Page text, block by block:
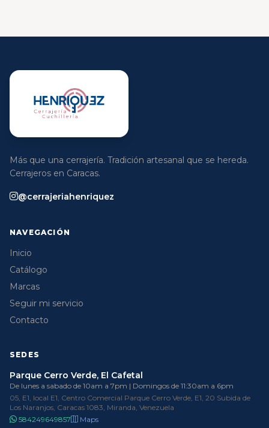
Más que una cerrajería. Tradición artesanal que se hereda.
Cerrajeros en Caracas.
@cerrajeriahenriquez
NAVEGACIÓN
Inicio
Catálogo
Marcas
Seguir mi servicio
Contacto
SEDES
Parque Cerro Verde, El Cafetal
De lunes a sabado de 10am a 7pm | Domingos de 11:30am a 6pm
05, E1, local E1, Centro Comercial Parque Cerro Verde, E1, 20 Subida de
Los Naranjos, Caracas 1083, Miranda, Venezuela
584249649857
Maps